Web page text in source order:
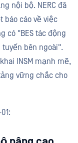
nội bộ. NERC đã
báo cáo về việc
có "BES tác động
bên ngoài".
INSM mạnh mẽ,
vững chắc cho